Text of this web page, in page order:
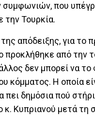
που
την Τουρκία.
απόδειξης, για το
προκλήθηκε από την
δεν μπορεί να το
κόμματος. Η οποία
δημόσια πού
κ. Κυπριανού μετά τη